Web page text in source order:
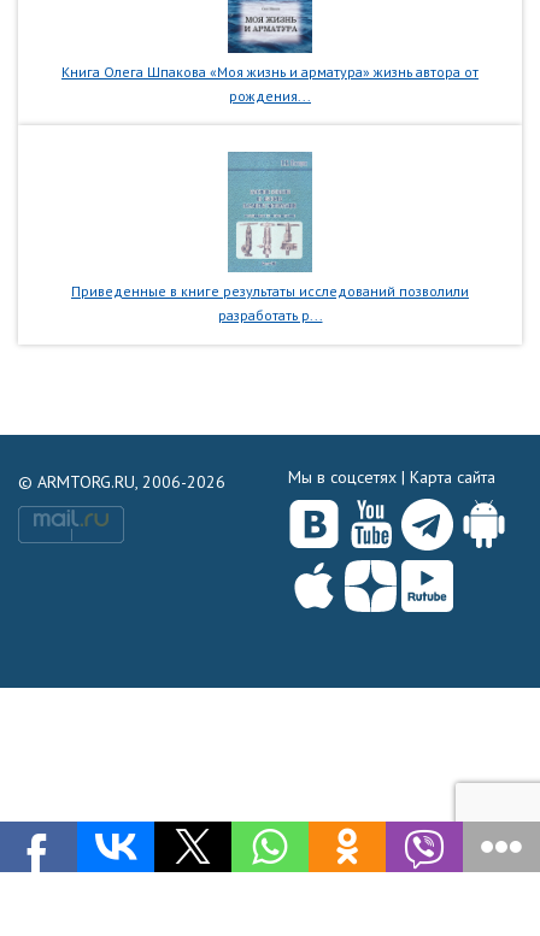
Книга Олега Шпакова «Моя жизнь и арматура» жизнь автора от
рождения...
Приведенные в книге результаты исследований позволили
разработать р...
© ARMTORG.RU, 2006-2026 Мы в соцсетях | Карта сайта